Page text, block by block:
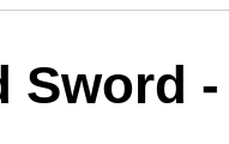
Sword